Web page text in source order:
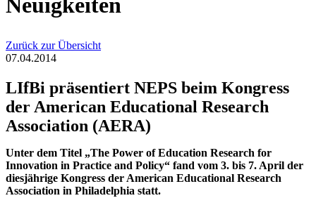
Neuigkeiten
Zurück zur Übersicht
07.04.2014
LIfBi präsentiert NEPS beim Kongress
der American Educational Research
Association (AERA)
Unter dem Titel „The Power of Education Research for
Innovation in Practice and Policy“ fand vom 3. bis 7. April der
diesjährige Kongress der American Educational Research
Association in Philadelphia statt.